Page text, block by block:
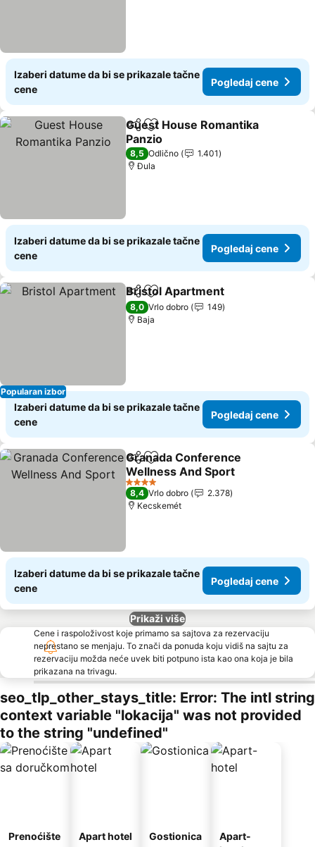
Izaberi datume da bi se prikazale tačne
cene
Pogledaj cene
Deli Dodati u favorite
Guest House Romantika
Panzio
8,5 Odlično
1.401
Đula
Izaberi datume da bi se prikazale tačne
cene
Pogledaj cene
Popularan izbor
Deli Dodati u favorite
Bristol Apartment
8,0 Vrlo dobro
149
Baja
Izaberi datume da bi se prikazale tačne
cene
Pogledaj cene
Deli Dodati u favorite
Granada Conference
Wellness And Sport
4 Zvezdice
8,4 Vrlo dobro
2.378
Kecskemét
Izaberi datume da bi se prikazale tačne
cene
Pogledaj cene
Prikaži više
Cene i raspoloživost koje primamo sa sajtova za rezervaciju
neprestano se menjaju. To znači da ponuda koju vidiš na sajtu za
rezervaciju možda neće uvek biti potpuno ista kao ona koja je bila
prikazana na trivagu.
seo_tlp_other_stays_title: Error: The intl string
context variable "lokacija" was not provided
to the string "undefined"
Prenoćište
Apart hotel Gostionica
Apart-